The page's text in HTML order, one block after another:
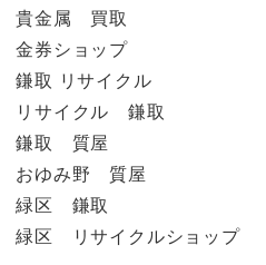
貴金属 買取
金券ショップ
鎌取 リサイクル
リサイクル 鎌取
鎌取 質屋
おゆみ野 質屋
緑区 鎌取
緑区 リサイクルショップ